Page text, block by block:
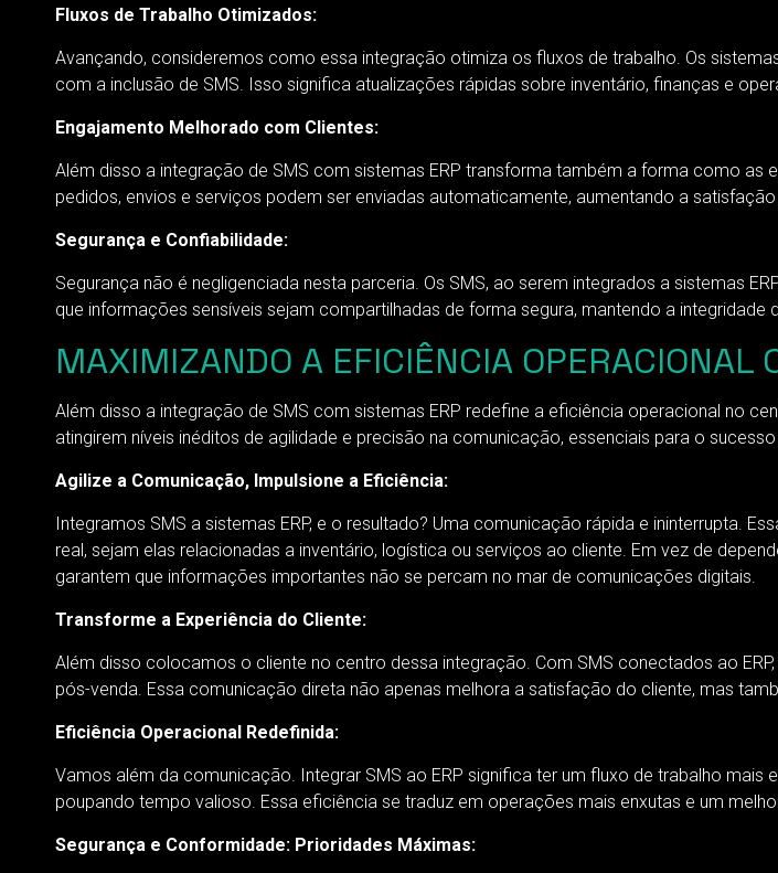
Fluxos de Trabalho Otimizados:
Avançando, consideremos como essa integração otimiza os fluxos de trabalho. Os
com a inclusão de SMS. Isso significa atualizações rápidas sobre inventário, finanças e
Engajamento Melhorado com Clientes:
Além disso a integração de SMS com sistemas ERP transforma também a forma como
pedidos, envios e serviços podem ser enviadas automaticamente, aumentando a
Segurança e Confiabilidade:
Segurança não é negligenciada nesta parceria. Os SMS, ao serem integrados a sistemas
que informações sensíveis sejam compartilhadas de forma segura, mantendo a integridade
MAXIMIZANDO A EFICIÊNCIA
Além disso a integração de SMS com sistemas ERP redefine a eficiência operacional no
atingirem níveis inéditos de agilidade e precisão na comunicação, essenciais para o
Agilize a Comunicação, Impulsione a Eficiência:
Integramos SMS a sistemas ERP, e o resultado? Uma comunicação rápida e ininterrupta.
real, sejam elas relacionadas a inventário, logística ou serviços ao cliente. Em vez de
garantem que informações importantes não se percam no mar de comunicações digitais.
Transforme a Experiência do Cliente:
Além disso colocamos o cliente no centro dessa integração. Com SMS conectados ao
pós-venda. Essa comunicação direta não apenas melhora a satisfação do cliente, mas
Eficiência Operacional Redefinida:
Vamos além da comunicação. Integrar SMS ao ERP significa ter um fluxo de trabalho
poupando tempo valioso. Essa eficiência se traduz em operações mais enxutas e um
Segurança e Conformidade: Prioridades Máximas: